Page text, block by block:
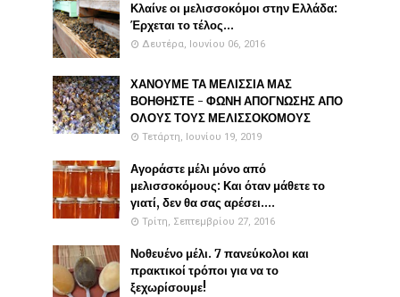
Κλαίνε οι μελισσοκόμοι στην Ελλάδα:
Έρχεται το τέλος...
Δευτέρα, Ιουνίου 06, 2016
ΧΑΝΟΥΜΕ ΤΑ ΜΕΛΙΣΣΙΑ ΜΑΣ
ΒΟΗΘΗΣΤΕ - ΦΩΝΗ ΑΠΟΓΝΩΣΗΣ ΑΠΟ
ΟΛΟΥΣ ΤΟΥΣ ΜΕΛΙΣΣΟΚΟΜΟΥΣ
Τετάρτη, Ιουνίου 19, 2019
Αγοράστε μέλι μόνο από
μελισσοκόμους: Και όταν μάθετε το
γιατί, δεν θα σας αρέσει....
Τρίτη, Σεπτεμβρίου 27, 2016
Νοθευένο μέλι. 7 πανεύκολοι και
πρακτικοί τρόποι για να το
ξεχωρίσουμε!